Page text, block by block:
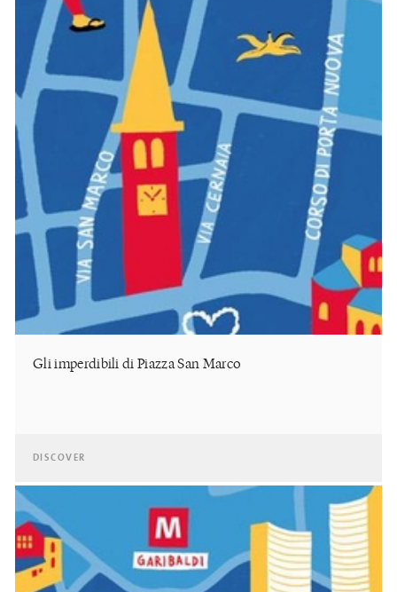
Gli imperdibili di Piazza San Marco
DISCOVER